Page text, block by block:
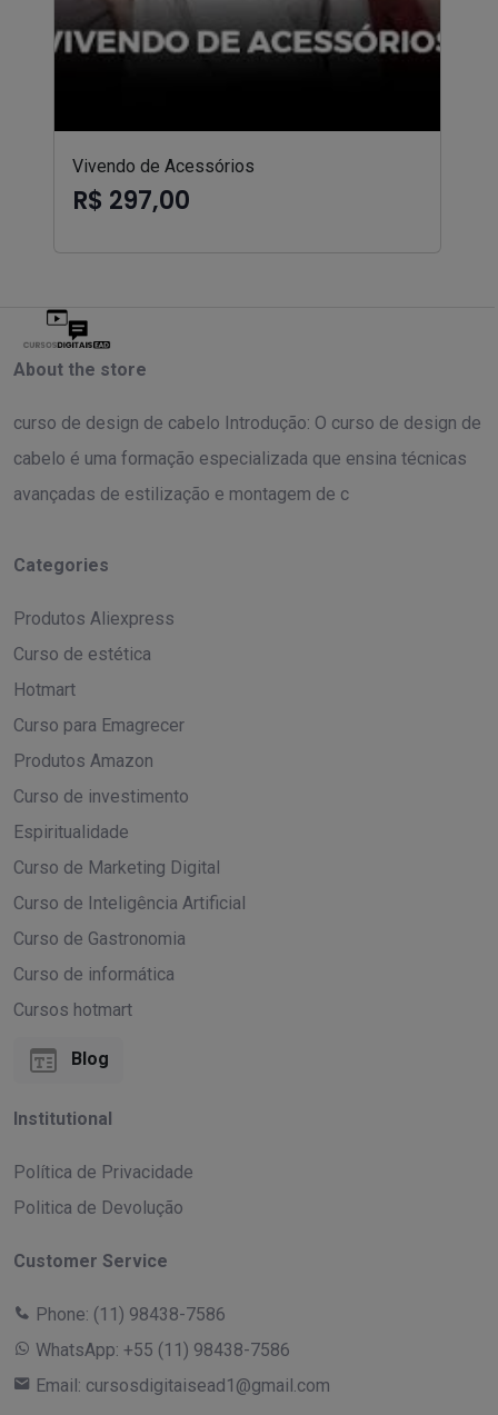
Vivendo de Acessórios
R$ 297,00
About the store
curso de design de cabelo Introdução: O curso de design de
cabelo é uma formação especializada que ensina técnicas
avançadas de estilização e montagem de c
Categories
Produtos Aliexpress
Curso de estética
Hotmart
Curso para Emagrecer
Produtos Amazon
Curso de investimento
Espiritualidade
Curso de Marketing Digital
Curso de Inteligência Artificial
Curso de Gastronomia
Curso de informática
Cursos hotmart
Blog
Institutional
Política de Privacidade
Politica de Devolução
Customer Service
Phone: (11) 98438-7586
WhatsApp: +55 (11) 98438-7586
Email: cursosdigitaisead1@gmail.com